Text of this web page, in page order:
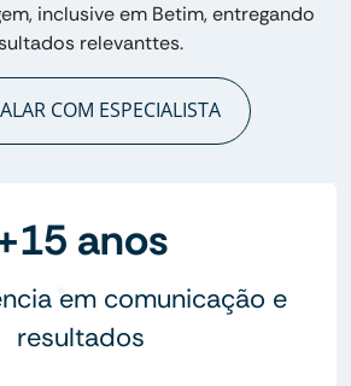
inclusive em Betim, entregando
relevanttes.
COM ESPECIALISTA
anos
em comunicação e
resultados